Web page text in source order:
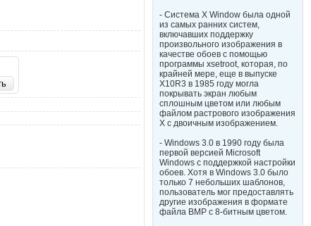
- Система X Window была одной
из самых ранних систем,
включавших поддержку
произвольного изображения в
качестве обоев с помощью
программы xsetroot, которая, по
крайней мере, еще в выпуске
X10R3 в 1985 году могла
покрывать экран любым
сплошным цветом или любым
файлом растрового изображения
X с двоичным изображением.
- Windows 3.0 в 1990 году была
первой версией Microsoft
Windows с поддержкой настройки
обоев. Хотя в Windows 3.0 было
только 7 небольших шаблонов,
пользователь мог предоставлять
другие изображения в формате
файла BMP с 8-битным цветом.